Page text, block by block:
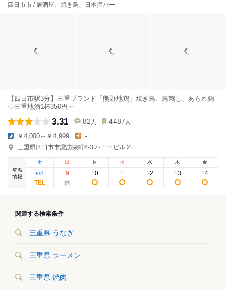
四日市市 / 居酒屋、焼き鳥、日本酒バー
【四日市駅3分】三重ブランド「熊野地鶏」焼き鳥、鳥刺し、あられ鍋
◇三重地酒1杯350円～
3.31 82 人 4487 人
￥4,000～￥4,999 -
三重県四日市市諏訪栄町6-3 ハニービル 2F
空席
情報
土
8/8
日
9
月
10
火
11
水
12
木
13
金
14
関連する検索条件
三重県 うなぎ
三重県 ラーメン
三重県 焼肉